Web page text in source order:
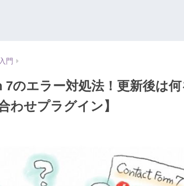
門
のエラー対処法！更新後は
わせプラグイン】